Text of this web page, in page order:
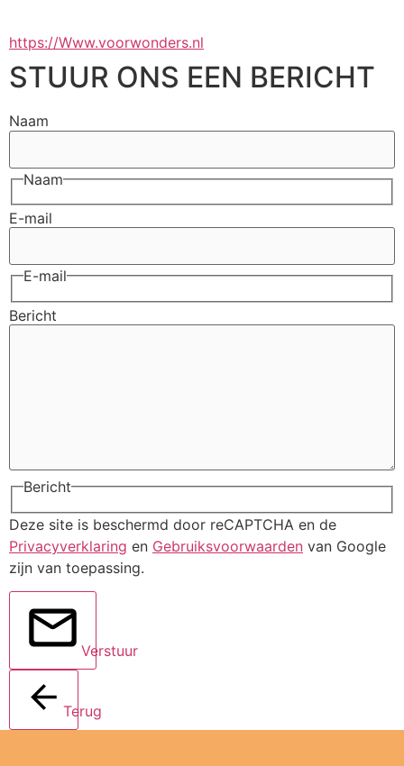
https://Www.voorwonders.nl
STUUR ONS EEN BERICHT
Naam
Naam
E-mail
E-mail
Bericht
Bericht
Deze site is beschermd door reCAPTCHA en de
Privacyverklaring en Gebruiksvoorwaarden van Google
zijn van toepassing.
Verstuur
Terug